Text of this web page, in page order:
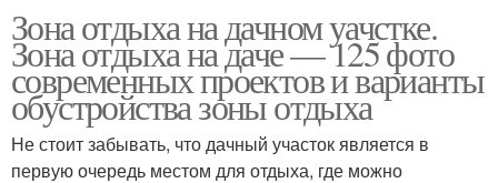
Зона отдыха на дачном уачстке.
Зона отдыха на даче — 125 фото
современных проектов и варианты
обустройства зоны отдыха
Не стоит забывать, что дачный участок является в
первую очередь местом для отдыха, где можно